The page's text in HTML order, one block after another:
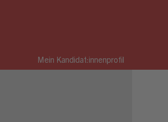
Mein Kandidat:innenprofil